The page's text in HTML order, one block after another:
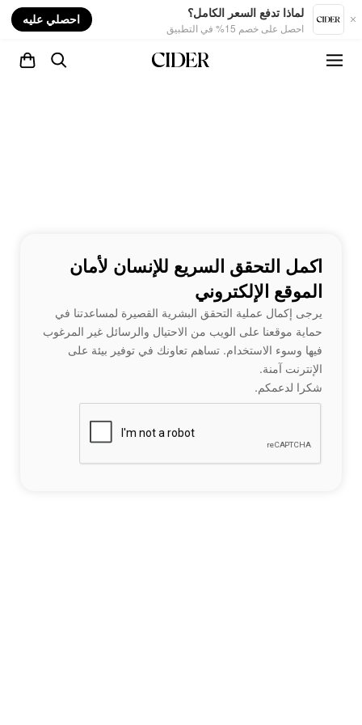
لماذا تدفع السعر الكامل؟
احصل على خصم 15% في التطبيق
احصلي عليه
اكمل التحقق السريع للإنسان لأمان
الموقع الإلكتروني
يرجى إكمال عملية التحقق البشرية القصيرة لمساعدتنا في
حماية موقعنا على الويب من الاحتيال والرسائل غير المرغوب
فيها وسوء الاستخدام. تساهم تعاونك في توفير بيئة على
الإنترنت آمنة.
شكرا لدعمكم.